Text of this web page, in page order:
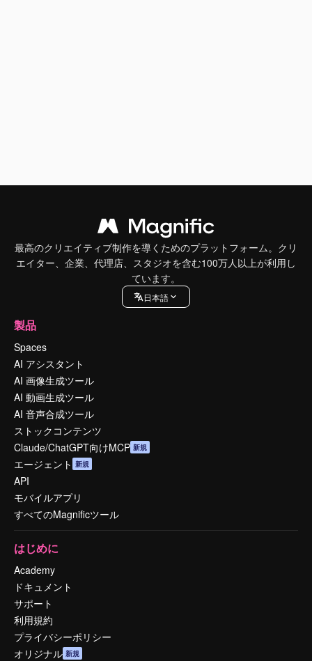
最高のクリエイティブ制作を導くためのプラットフォーム。クリ
エイター、企業、代理店、スタジオを含む100万人以上が利用し
ています。
日本語
製品
Spaces
AI アシスタント
AI 画像生成ツール
AI 動画生成ツール
AI 音声合成ツール
ストックコンテンツ
Claude/ChatGPT向けMCP 新規
エージェント 新規
API
モバイルアプリ
すべてのMagnificツール
はじめに
Academy
ドキュメント
サポート
利用規約
プライバシーポリシー
オリジナル 新規